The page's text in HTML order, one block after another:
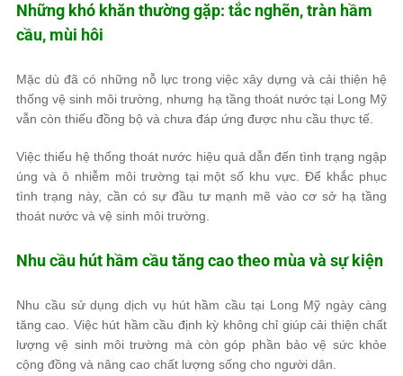
Những khó khăn thường gặp: tắc nghẽn, tràn hầm
cầu, mùi hôi
Mặc dù đã có những nỗ lực trong việc xây dựng và cải thiện hệ
thống vệ sinh môi trường, nhưng hạ tầng thoát nước tại Long Mỹ
vẫn còn thiếu đồng bộ và chưa đáp ứng được nhu cầu thực tế.
Việc thiếu hệ thống thoát nước hiệu quả dẫn đến tình trạng ngập
úng và ô nhiễm môi trường tại một số khu vực. Để khắc phục
tình trạng này, cần có sự đầu tư mạnh mẽ vào cơ sở hạ tầng
thoát nước và vệ sinh môi trường.
Nhu cầu hút hầm cầu tăng cao theo mùa và sự kiện
Nhu cầu sử dụng dịch vụ hút hầm cầu tại Long Mỹ ngày càng
tăng cao. Việc hút hầm cầu định kỳ không chỉ giúp cải thiện chất
lượng vệ sinh môi trường mà còn góp phần bảo vệ sức khỏe
cộng đồng và nâng cao chất lượng sống cho người dân.